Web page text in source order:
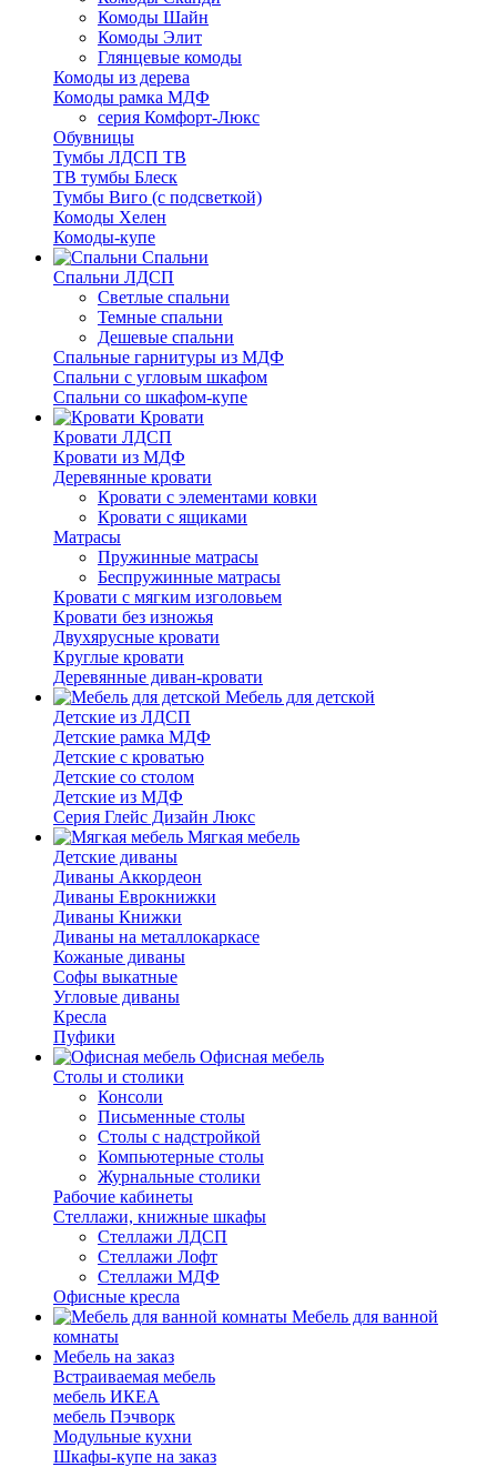
Комоды Шайн
Комоды Элит
Глянцевые комоды
Комоды из дерева
Комоды рамка МДФ
серия Комфорт-Люкс
Обувницы
Тумбы ЛДСП ТВ
ТВ тумбы Блеск
Тумбы Виго (с подсветкой)
Комоды Хелен
Комоды-купе
Спальни
Спальни ЛДСП
Светлые спальни
Темные спальни
Дешевые спальни
Спальные гарнитуры из МДФ
Спальни с угловым шкафом
Спальни со шкафом-купе
Кровати
Кровати ЛДСП
Кровати из МДФ
Деревянные кровати
Кровати с элементами ковки
Кровати с ящиками
Матрасы
Пружинные матрасы
Беспружинные матрасы
Кровати с мягким изголовьем
Кровати без изножья
Двухярусные кровати
Круглые кровати
Деревянные диван-кровати
Мебель для детской
Детские из ЛДСП
Детские рамка МДФ
Детские с кроватью
Детские со столом
Детские из МДФ
Серия Глейс Дизайн Люкс
Мягкая мебель
Детские диваны
Диваны Аккордеон
Диваны Еврокнижки
Диваны Книжки
Диваны на металлокаркасе
Кожаные диваны
Софы выкатные
Угловые диваны
Кресла
Пуфики
Офисная мебель
Столы и столики
Консоли
Письменные столы
Столы с надстройкой
Компьютерные столы
Журнальные столики
Рабочие кабинеты
Стеллажи, книжные шкафы
Стеллажи ЛДСП
Стеллажи Лофт
Стеллажи МДФ
Офисные кресла
Мебель для ванной
комнаты
Мебель на заказ
Встраиваемая мебель
мебель ИКЕА
мебель Пэчворк
Модульные кухни
Шкафы-купе на заказ